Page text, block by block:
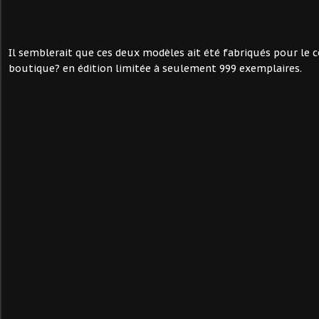
Il semblerait que ces deux modèles ait été fabriqués pour le
boutique? en édition limitée à seulement 999 exemplaires.